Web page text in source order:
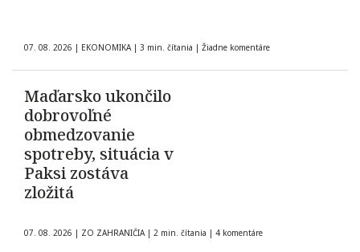
07. 08. 2026 | EKONOMIKA | 3 min. čítania | Žiadne komentáre
Maďarsko ukončilo
dobrovoľné
obmedzovanie
spotreby, situácia v
Paksi zostáva
zložitá
07. 08. 2026 | ZO ZAHRANIČIA | 2 min. čítania | 4 komentáre